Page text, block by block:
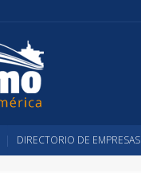
DIRECTORIO DE EMPRESAS